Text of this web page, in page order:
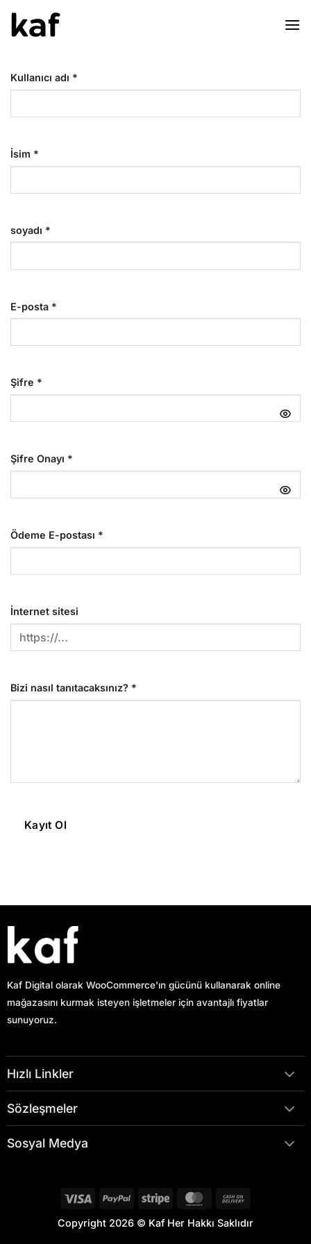
atla
Kullanıcı adı *
İsim *
soyadı *
E-posta *
Şifre *
Şifre Onayı *
Ödeme E-postası *
İnternet sitesi
Bizi nasıl tanıtacaksınız? *
Kayıt Ol
Kaf Digital olarak WooCommerce'ın gücünü kullanarak online
mağazasını kurmak isteyen işletmeler için avantajlı fiyatlar
sunuyoruz.
Hızlı Linkler
Sözleşmeler
Sosyal Medya
Visa PayPal Stripe MasterCard
Delivery
Copyright 2026 © Kaf Her Hakkı Saklıdır